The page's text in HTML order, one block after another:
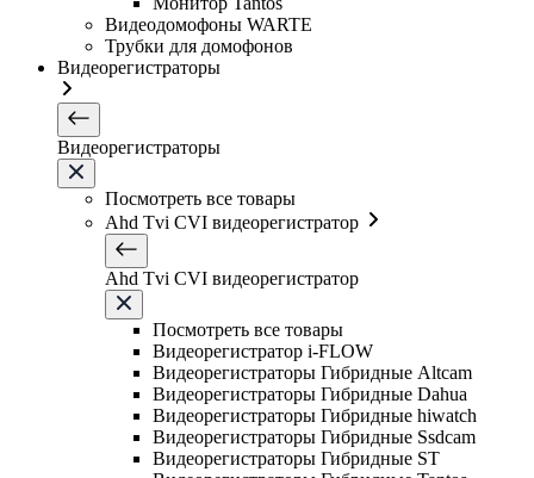
Видеодомофоны WARTE
Трубки для домофонов
Видеорегистраторы
Видеорегистраторы
Посмотреть все товары
Ahd Tvi CVI видеорегистратор
Ahd Tvi CVI видеорегистратор
Посмотреть все товары
Видеорегистратор i-FLOW
Видеорегистраторы Гибридные Altcam
Видеорегистраторы Гибридные Dahua
Видеорегистраторы Гибридные hiwatch
Видеорегистраторы Гибридные Ssdcam
Видеорегистраторы Гибридные ST